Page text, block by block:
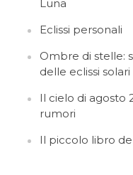
Luna
Eclissi personali
Ombre di stelle:
delle eclissi solari
Il cielo di agosto
rumori
Il piccolo libro